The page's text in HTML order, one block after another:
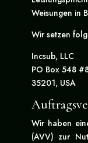
Weisungen in
Wir setzen
Incsub, LLC
PO Box 548
35201, USA
Wir haben
(AVV) zur